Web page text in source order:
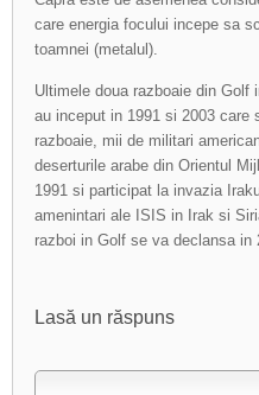
care energia focului incepe sa
toamnei (metalul).
Ultimele doua razboaie din Golf
au inceput in 1991 si 2003 care
razboaie, mii de militari
deserturile arabe din Orientul
1991 si participat la invazia
amenintari ale ISIS in Irak si
razboi in Golf se va declansa in
Lasă un răspuns